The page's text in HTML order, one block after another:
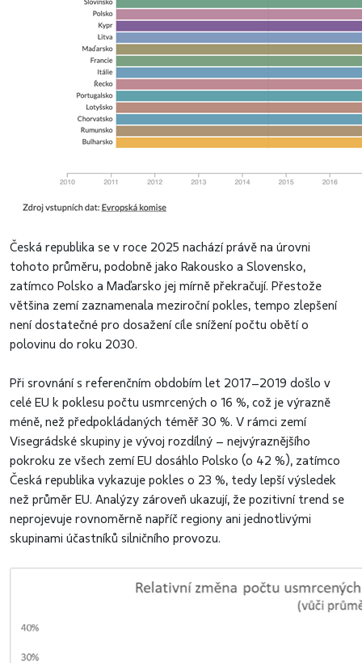
Česká republika se v roce 2025 nachází právě na úrovni
tohoto průměru, podobně jako Rakousko a Slovensko,
zatímco Polsko a Maďarsko jej mírně překračují. Přestože
většina zemí zaznamenala meziroční pokles, tempo zlepšení
není dostatečné pro dosažení cíle snížení počtu obětí o
polovinu do roku 2030.
Při srovnání s referenčním obdobím let 2017–2019 došlo v
celé EU k poklesu počtu usmrcených o 16 %, což je výrazně
méně, než předpokládaných téměř 30 %. V rámci zemí
Visegrádské skupiny je vývoj rozdílný – nejvýraznějšího
pokroku ze všech zemí EU dosáhlo Polsko (o 42 %), zatímco
Česká republika vykazuje pokles o 23 %, tedy lepší výsledek
než průměr EU. Analýzy zároveň ukazují, že pozitivní trend se
neprojevuje rovnoměrně napříč regiony ani jednotlivými
skupinami účastníků silničního provozu.